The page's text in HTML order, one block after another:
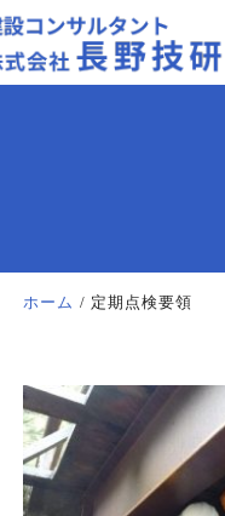
ホーム 定期点検要領